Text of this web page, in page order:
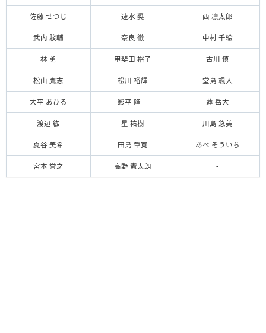
佐藤 せつじ 速水 奨 西 凛太郎
武内 駿輔 奈良 徹 中村 千絵
林 勇 甲斐田 裕子 古川 慎
松山 鷹志 松川 裕輝 堂島 颯人
大平 あひる 影平 隆一 蓮 岳大
渡辺 紘 星 祐樹 川島 悠美
夏谷 美希 田島 章寛 あべ そういち
宮本 誉之 高野 憲太朗 -